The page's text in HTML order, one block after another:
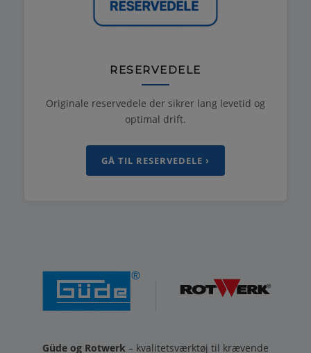
RESERVEDELE
Originale reservedele der sikrer lang levetid og
optimal drift.
GÅ TIL RESERVEDELE ›
Güde og Rotwerk – kvalitetsværktøj til krævende